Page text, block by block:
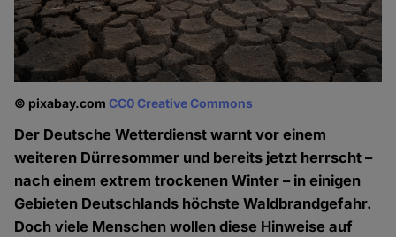
© pixabay.comCC0 Creative Commons
Der Deutsche Wetterdienst warnt vor einem
weiteren Dürresommer und bereits jetzt herrscht –
nach einem extrem trockenen Winter – in einigen
Gebieten Deutschlands höchste Waldbrandgefahr.
Doch viele Menschen wollen diese Hinweise auf